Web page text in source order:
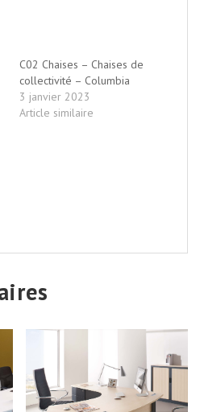
C02 Chaises – Chaises de
collectivité – Columbia
3 janvier 2023
Article similaire